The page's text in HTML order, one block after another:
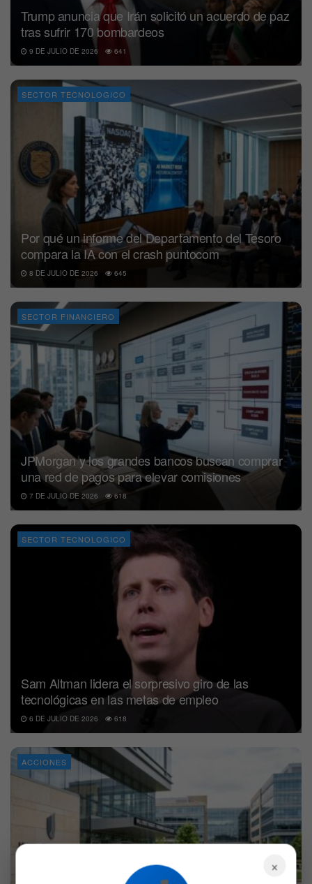
Trump anuncia que Irán solicitó un acuerdo de paz
tras sufrir 170 bombardeos
9 DE JULIO DE 2026 641
SECTOR TECNOLOGICO
Por qué un informe del Departamento del Tesoro
compara la IA con el crash puntocom
8 DE JULIO DE 2026 645
SECTOR FINANCIERO
JPMorgan y los grandes bancos buscan comprar
una red de pagos para elevar comisiones
7 DE JULIO DE 2026 618
SECTOR TECNOLOGICO
Sam Altman lidera el sorpresivo giro de las
tecnológicas en las metas de empleo
6 DE JULIO DE 2026 618
ACCIONES
×